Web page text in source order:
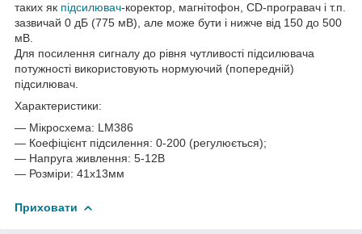
таких як підсилювач-коректор, магнітофон, CD-програвач і т.п.
зазвичай 0 дБ (775 мВ), але може бути і нижче від 150 до 500
мВ.
Для посилення сигналу до рівня чутливості підсилювача
потужності використовують нормуючий (попередній)
підсилювач.
Характеристики:
― Мікросхема: LM386
― Коефіцієнт підсилення: 0-200 (регулюється);
― Напруга живлення: 5-12В
― Розміри: 41х13мм
Приховати